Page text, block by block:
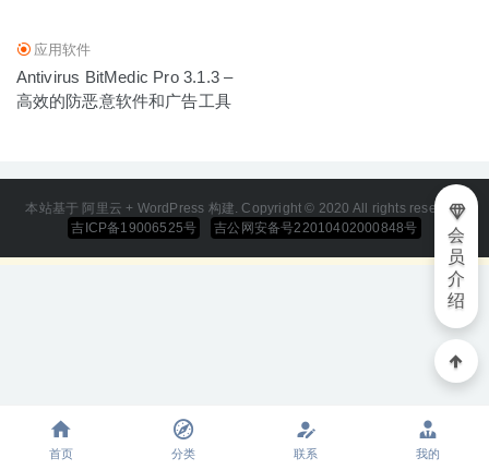
应用软件
Antivirus BitMedic Pro 3.1.3 –
高效的防恶意软件和广告工具
本站基于 阿里云 + WordPress 构建. Copyright © 2020 All rights reserved
吉ICP备19006525号
吉公网安备号22010402000848号
会
员
介
绍
首页 分类 联系 我的